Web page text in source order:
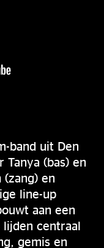
band uit Den
(bas) en
en
line-up
aan een
centraal
gemis en